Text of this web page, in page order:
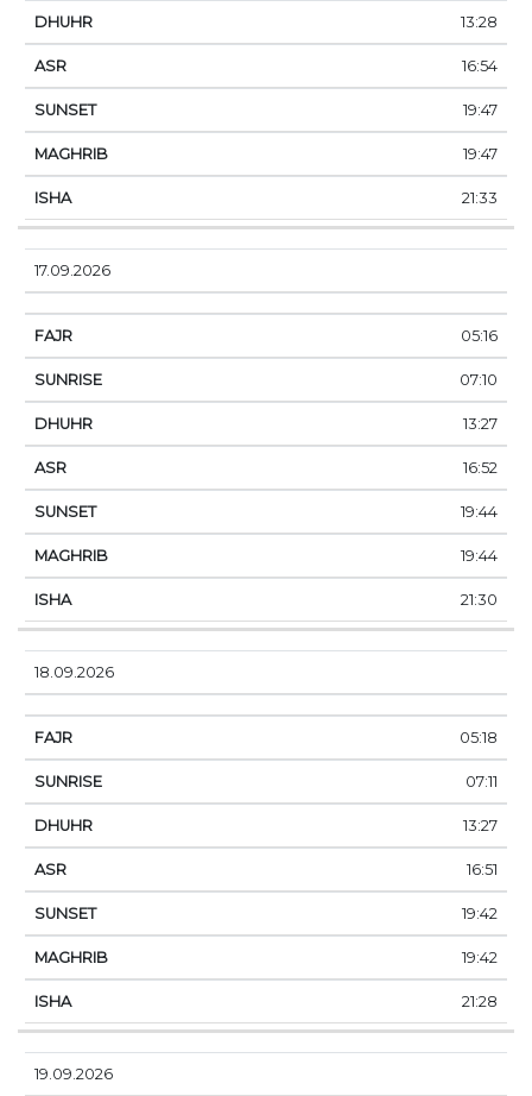
13:28
16:54
19:47
19:47
21:33
17.09.2026
05:16
07:10
13:27
16:52
19:44
19:44
21:30
18.09.2026
05:18
07:11
13:27
16:51
19:42
19:42
21:28
19.09.2026